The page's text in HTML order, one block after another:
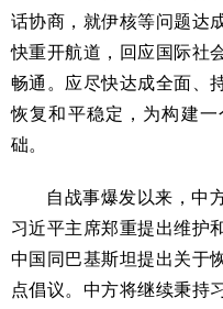
话协商，就伊核等问题达
快重开航道，回应国际社
畅通。应尽快达成全面、
恢复和平稳定，为构建
础。
自战事爆发以来，中
习近平主席郑重提出维护
中国同巴基斯坦提出关于
点倡议。中方将继续秉持